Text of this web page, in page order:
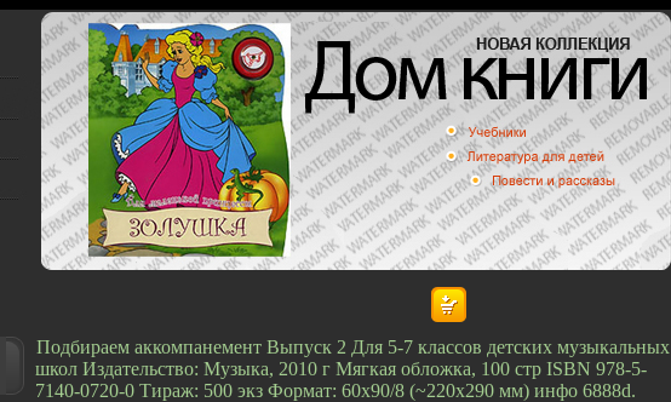
Подбираем аккомпанемент Выпуск 2 Для 5-7 классов детских музыкальных
школ Издательство: Музыка, 2010 г Мягкая обложка, 100 стр ISBN 978-5-
7140-0720-0 Тираж: 500 экз Формат: 60x90/8 (~220х290 мм) инфо 6888d.